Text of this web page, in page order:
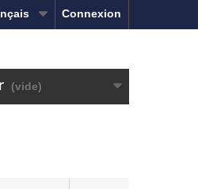
Connexion
(vide)